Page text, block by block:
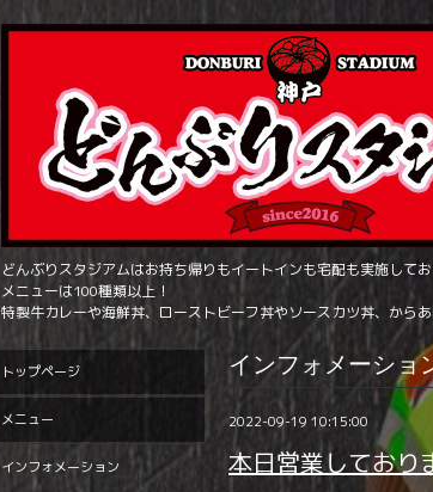
どんぶりスタジアムはお持ち帰りもイートインも宅配も実施してお
メニューは100種類以上！
特製牛カレーや海鮮丼、ローストビーフ丼やソースカツ丼、から
インフォメーショ
2022-09-19 10:15:00
本日営業しており
トップページ
メニュー
インフォメーション